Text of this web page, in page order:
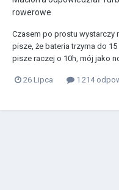
rowerowe
Czasem po prostu wystarczy
pisze, że bateria trzyma do
pisze raczej o 10h, mój jako
26 Lipca 1 214